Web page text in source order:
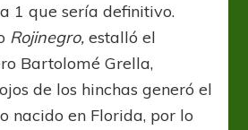
1 que sería definitivo.
Rojinegro,estalló el
Bartolomé Grella,
de los hinchas generó el
nacido en Florida, por lo